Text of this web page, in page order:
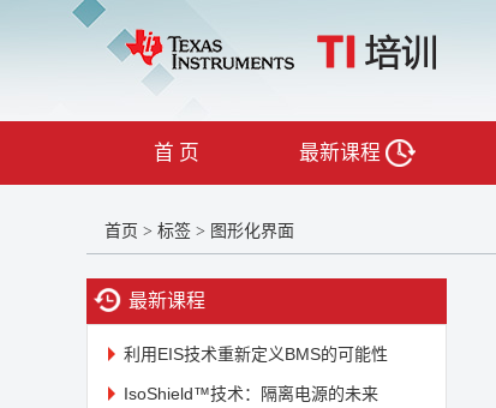
首 页 最新课程
首页 > 标签 > 图形化界面
最新课程
利用EIS技术重新定义BMS的可能性
IsoShield™技术：隔离电源的未来